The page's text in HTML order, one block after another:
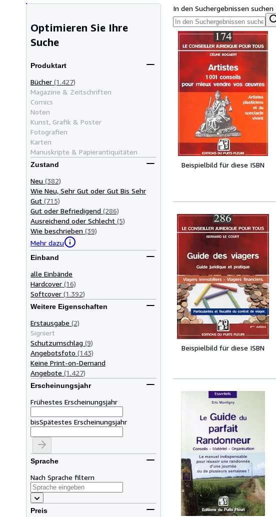
Optimieren Sie Ihre
Suche
Produktart
Bücher (1.427)
Magazine & Zeitschriften
Comics
Noten
Kunst, Grafik & Poster
Fotografien
Karten
Manuskripte & Papierantiquitäten
Zustand
Neu (382)
Wie Neu, Sehr Gut oder Gut Bis Sehr
Gut (715)
Gut oder Befriedigend (286)
Ausreichend oder Schlecht (5)
Wie beschrieben (39)
Mehr dazu
Einband
alle Einbände
Hardcover (16)
Softcover (1.392)
Weitere Eigenschaften
Erstausgabe (2)
Signiert
Schutzumschlag (9)
Angebotsfoto (143)
Keine Print-on-Demand
Angebote (1.427)
Erscheinungsjahr
Frühestes Erscheinungsjahr
bisSpätestes Erscheinungsjahr
Sprache
Nach Sprache filtern
Preis
In den Suchergebnissen suchen
Beispielbild für diese ISBN
Beispielbild für diese ISBN